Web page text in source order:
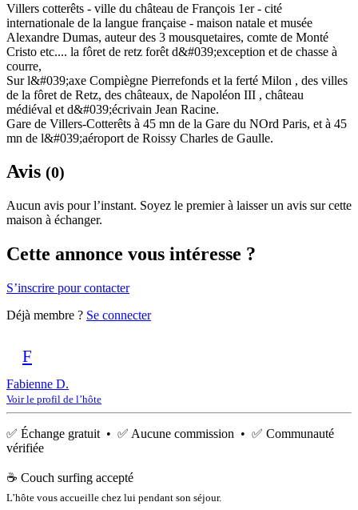
Villers cotterêts - ville du château de François 1er - cité
internationale de la langue française - maison natale et musée
Alexandre Dumas, auteur des 3 mousquetaires, comte de Monté
Cristo etc.... la fôret de retz forêt d&#039;exception et de chasse à
courre,
Sur l&#039;axe Compiègne Pierrefonds et la ferté Milon , des villes
de la fôret de Retz, des châteaux, de Napoléon III , château
médiéval et d&#039;écrivain Jean Racine.
Gare de Villers-Cotterêts à 45 mn de la Gare du NOrd Paris, et à 45
mn de l&#039;aéroport de Roissy Charles de Gaulle.
Avis (0)
Aucun avis pour l’instant. Soyez le premier à laisser un avis sur cette
maison à échanger.
Cette annonce vous intéresse ?
S’inscrire pour contacter
Déjà membre ? Se connecter
F
Fabienne D.
Voir le profil de l’hôte
✅ Échange gratuit • ✅ Aucune commission • ✅ Communauté
vérifiée
☕ Couch surfing accepté
L’hôte vous accueille chez lui pendant son séjour.